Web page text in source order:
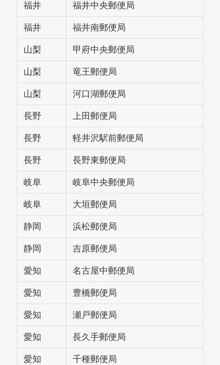
福井 福井中央郵便局
福井 福井南郵便局
山梨 甲府中央郵便局
山梨 竜王郵便局
山梨 河口湖郵便局
長野 上田郵便局
長野 軽井沢駅前郵便局
長野 長野東郵便局
岐阜 岐阜中央郵便局
岐阜 大垣郵便局
静岡 浜松郵便局
静岡 吉原郵便局
愛知 名古屋中郵便局
愛知 豊橋郵便局
愛知 瀬戸郵便局
愛知 長久手郵便局
愛知 千種郵便局